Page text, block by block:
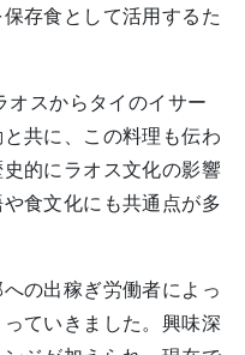
存食として活用するた
オスからタイのイサー
共に、この料理も伝わ
的にラオス文化の影響
食文化にも共通点が多
の出稼ぎ労働者によっ
ていきました。興味深